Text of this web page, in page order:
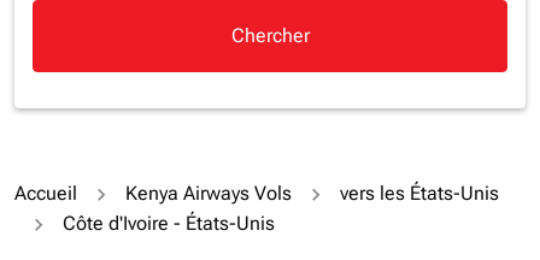
Chercher
Accueil Kenya Airways Vols
vers les États-Unis
Côte d'Ivoire - États-Unis